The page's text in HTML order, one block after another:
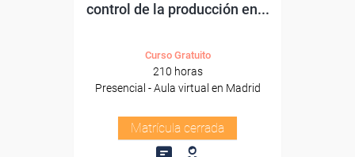
control de la producción en...
Curso Gratuito
210 horas
Presencial - Aula virtual en Madrid
Matrícula cerrada